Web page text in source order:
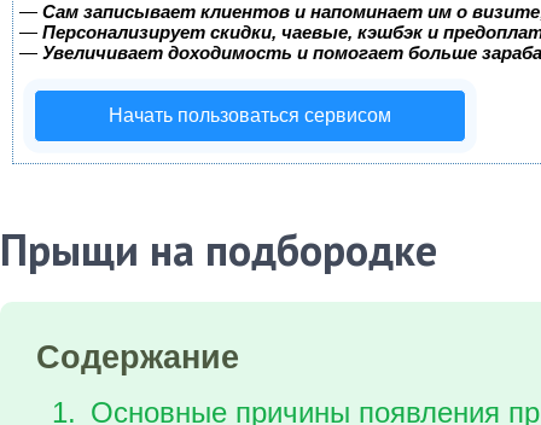
— Сам записывает клиентов и напоминает им о
— Персонализирует скидки, чаевые, кэшбэк и
— Увеличивает доходимость и помогает больше
Начать пользоваться сервисом
Прыщи на подбородке
Содержание
Основные причины появления